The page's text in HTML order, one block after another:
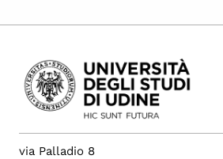
via Palladio 8